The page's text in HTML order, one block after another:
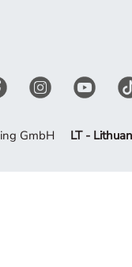
GmbH LT -